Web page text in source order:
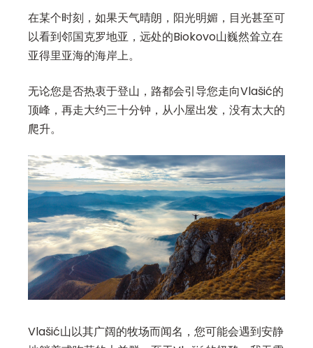
在某个时刻，如果天气晴朗，阳光明媚，目光甚至可
以看到邻国克罗地亚，远处的Biokovo山巍然耸立在
亚得里亚海的海岸上。
无论您是否热衷于登山，路都会引导您走向Vlašić的
顶峰，再走大约三十分钟，从小屋出发，没有太大的
爬升。
Vlašić山以其广阔的牧场而闻名，您可能会遇到安静